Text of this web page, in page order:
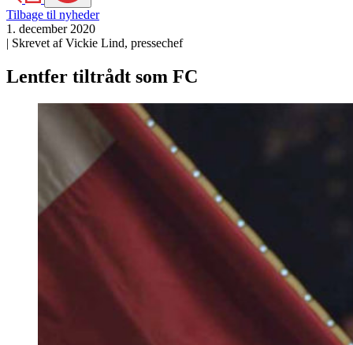
Menu
Tilbage til nyheder
1. december 2020
| Skrevet af Vickie Lind, pressechef
Lentfer tiltrådt som FC